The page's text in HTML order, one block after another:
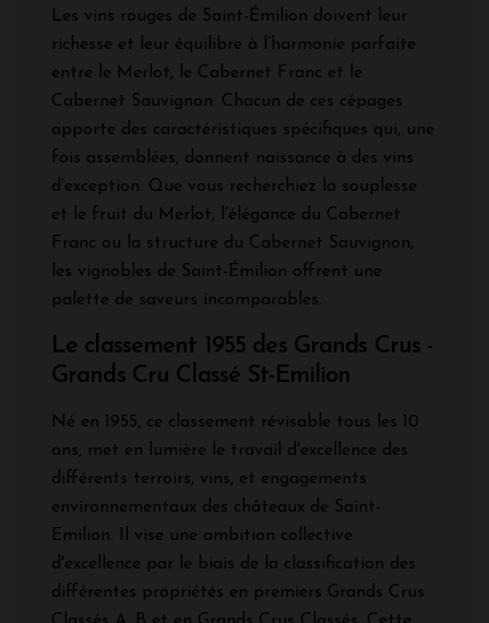
Les vins rouges de Saint-Émilion doivent leur
richesse et leur équilibre à l’harmonie parfaite
entre le Merlot, le Cabernet Franc et le
Cabernet Sauvignon. Chacun de ces cépages
apporte des caractéristiques spécifiques qui, une
fois assemblées, donnent naissance à des vins
d’exception. Que vous recherchiez la souplesse
et le fruit du Merlot, l’élégance du Cabernet
Franc ou la structure du Cabernet Sauvignon,
les vignobles de Saint-Émilion offrent une
palette de saveurs incomparables.
Le classement 1955 des Grands Crus -
Grands Cru Classé St-Emilion
Né en 1955, ce classement révisable tous les 10
ans, met en lumière le travail d'excellence des
différents terroirs, vins, et engagements
environnementaux des châteaux de Saint-
Emilion. Il vise une ambition collective
d'excellence par le biais de la classification des
différentes propriétés en premiers Grands Crus